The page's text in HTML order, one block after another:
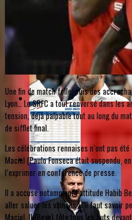
Une fin de match folle, puis des
Lyon… Le SRFC a tout renversé dans les
tension, déjà palpable tout au long du
de sifflet final.
Les célébrations rennaises n’ont pas
Maciel (Paulo Fonseca était suspendu,
l’exprimer en conférence de presse.
Il a accusé notamment l’attitude Habib
aller saluer les vaincus : "Il faut savoir
Maciel. Il (Beye) fête tous les buts